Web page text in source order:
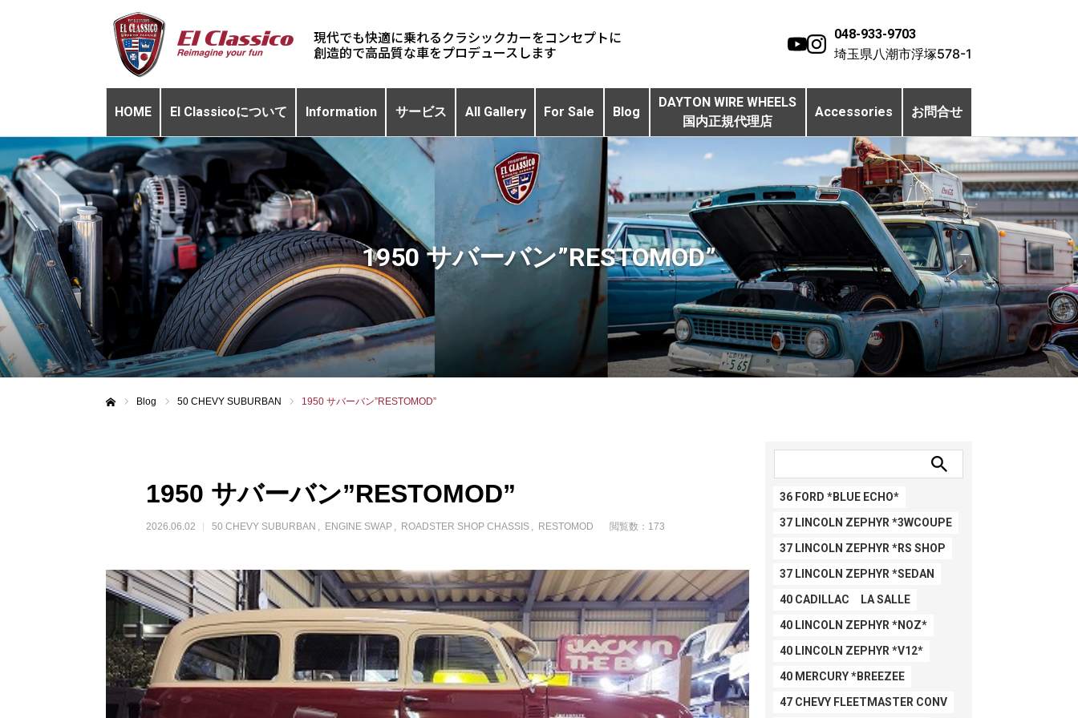
現代でも快適に乗れるクラシックカーをコンセプトに 048-933-9703
埼玉県八潮市浮塚578-1
HOME El Classicoについて Information サービス All Gallery For Sale Blog
DAYTON WIRE WHEELS
国内正規代理店
Accessories お問合せ
1950 サバーバン”RESTOMOD”
Blog 50 CHEVY SUBURBAN 1950 サバーバン”RESTOMOD”
1950 サバーバン”RESTOMOD”
2026.06.02 50 CHEVY SUBURBAN ENGINE SWAP ROADSTER SHOP CHASSIS RESTOMOD 閲覧数：173
36 FORD *BLUE ECHO*
37 LINCOLN ZEPHYR *3WCOUPE
37 LINCOLN ZEPHYR *RS SHOP
37 LINCOLN ZEPHYR *SEDAN
40 CADILLAC LA SALLE
40 LINCOLN ZEPHYR *NOZ*
40 LINCOLN ZEPHYR *V12*
40 MERCURY *BREEZEE
47 CHEVY FLEETMASTER CONV